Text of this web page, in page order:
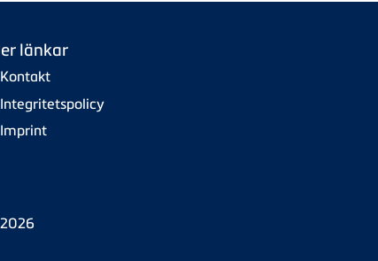
länkar
Kontakt
Integritetspolicy
Imprint
2026